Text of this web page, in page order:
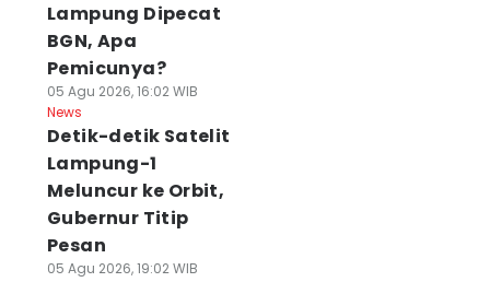
Pedagang
di Metro,
Rugi Akibat
MBG
Agu 2026, 10:02 WIB
Harga Emas Antam
Lampung 8
Agustus 2026,
08 Agu 2026, 09:01 WIB
Lampung Dipecat
BGN, Apa
Pemicunya?
05 Agu 2026, 16:02 WIB
News
Detik-detik Satelit
Lampung-1
Meluncur ke Orbit,
Gubernur Titip
Pesan
05 Agu 2026, 19:02 WIB